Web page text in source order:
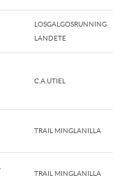
LOSGALGOSRUNNING
LANDETE
C.A.UTIEL
TRAIL MINGLANILLA
TRAIL MINGLANILLA